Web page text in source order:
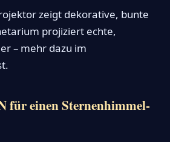
zeigt dekorative, bunte
projiziert echte,
– mehr dazu im
für einen Sternenhimmel-